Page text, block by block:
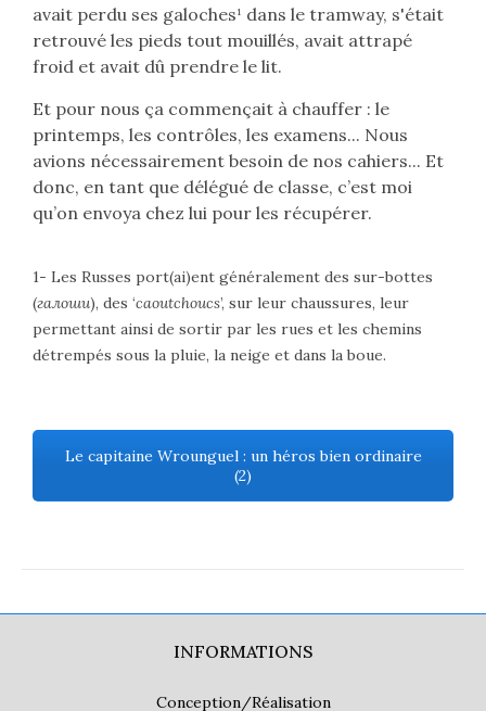
avait perdu ses galoches¹ dans le tramway, s'était
retrouvé les pieds tout mouillés, avait attrapé
froid et avait dû prendre le lit.
Et pour nous ça commençait à chauffer : le
printemps, les contrôles, les examens... Nous
avions nécessairement besoin de nos cahiers... Et
donc, en tant que délégué de classe, c’est moi
qu’on envoya chez lui pour les récupérer.
1- Les Russes port(ai)ent généralement des sur-bottes
(галоши), des ‘caoutchoucs’, sur leur chaussures, leur
permettant ainsi de sortir par les rues et les chemins
détrempés sous la pluie, la neige et dans la boue.
Le capitaine Wrounguel : un héros bien ordinaire
(2)
INFORMATIONS
Conception/Réalisation